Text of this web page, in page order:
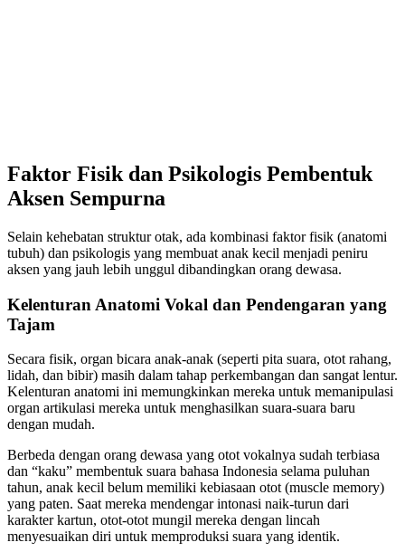
Faktor Fisik dan Psikologis Pembentuk
Aksen Sempurna
Selain kehebatan struktur otak, ada kombinasi faktor fisik (anatomi
tubuh) dan psikologis yang membuat anak kecil menjadi peniru
aksen yang jauh lebih unggul dibandingkan orang dewasa.
Kelenturan Anatomi Vokal dan Pendengaran yang
Tajam
Secara fisik, organ bicara anak-anak (seperti pita suara, otot rahang,
lidah, dan bibir) masih dalam tahap perkembangan dan sangat lentur.
Kelenturan anatomi ini memungkinkan mereka untuk memanipulasi
organ artikulasi mereka untuk menghasilkan suara-suara baru
dengan mudah.
Berbeda dengan orang dewasa yang otot vokalnya sudah terbiasa
dan “kaku” membentuk suara bahasa Indonesia selama puluhan
tahun, anak kecil belum memiliki kebiasaan otot (muscle memory)
yang paten. Saat mereka mendengar intonasi naik-turun dari
karakter kartun, otot-otot mungil mereka dengan lincah
menyesuaikan diri untuk memproduksi suara yang identik.